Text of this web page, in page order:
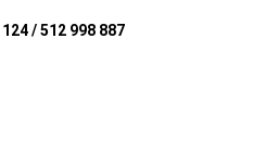
/ 512 998 887